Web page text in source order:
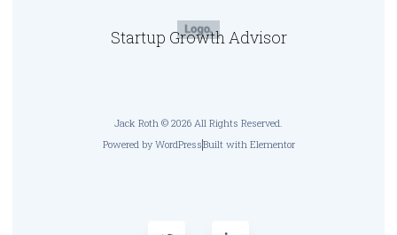
Startup Growth Advisor
Jack Roth © 2026 All Rights Reserved.
Powered by WordPressBuilt with Elementor